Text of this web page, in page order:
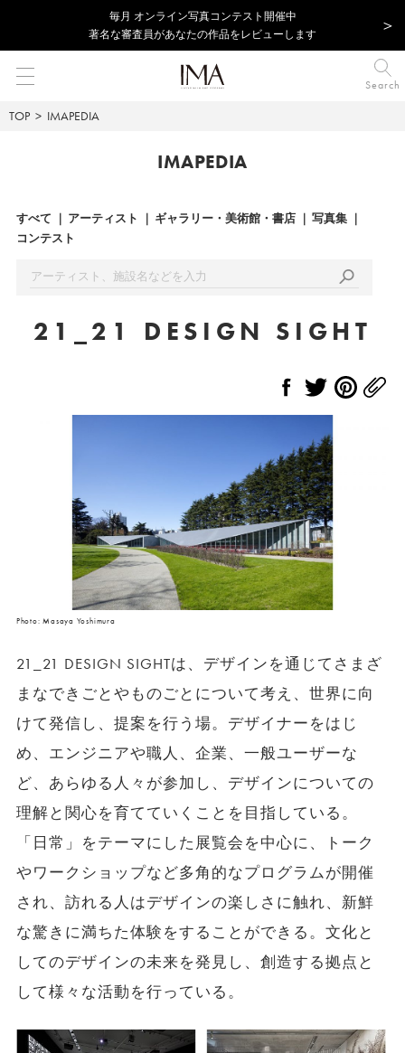
毎⽉ オンライン写真コンテスト開催中
著名な審査員があなたの作品をレビューします
Search
TOP IMAPEDIA
IMAPEDIA
すべて アーティスト ギャラリー・美術館・書店
写真集
コンテスト
21_21 DESIGN SIGHT
Photo: Masaya Yoshimura
21_21 DESIGN SIGHTは、デザインを通じてさまざ
まなできごとやものごとについて考え、世界に向
けて発信し、提案を行う場。デザイナーをはじ
め、エンジニアや職人、企業、一般ユーザーな
ど、あらゆる人々が参加し、デザインについての
理解と関心を育てていくことを目指している。
「日常」をテーマにした展覧会を中心に、トーク
やワークショップなど多角的なプログラムが開催
され、訪れる人はデザインの楽しさに触れ、新鮮
な驚きに満ちた体験をすることができる。文化と
してのデザインの未来を発見し、創造する拠点と
して様々な活動を行っている。